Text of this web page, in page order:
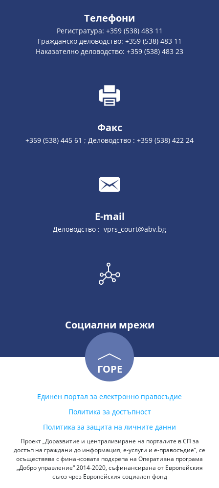
Телефони
Регистратура: +359 (538) 483 11
Гражданско деловодство: +359 (538) 483 11
Наказателно деловодство: +359 (538) 483 23
Факс
+359 (538) 445 61 ; Деловодство : +359 (538) 422 24
E-mail
Деловодство : vprs_court@abv.bg
Социални мрежи
ГОРЕ
Единен портал за електронно правосъдие
Политика за достъпност
Политика за защита на личните данни
Проект „Доразвитие и централизиране на порталите в СП за
достъп на граждани до информация, е-услуги и е-правосъдие“, се
осъществява с финансовата подкрепа на Оперативна програма
„Добро управление“ 2014-2020, съфинансирана от Европейския
съюз чрез Европейския социален фонд